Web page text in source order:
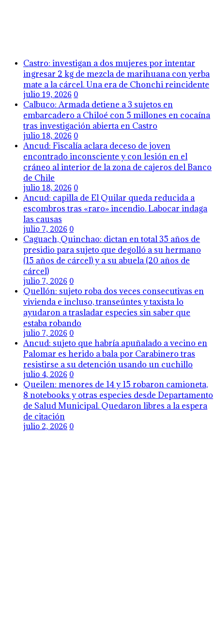
Castro: investigan a dos mujeres por intentar
ingresar 2 kg de mezcla de marihuana con yerba
mate a la cárcel. Una era de Chonchi reincidente
julio 19, 2026 0
Calbuco: Armada detiene a 3 sujetos en
embarcadero a Chiloé con 5 millones en cocaína
tras investigación abierta en Castro
julio 18, 2026 0
Ancud: Fiscalía aclara deceso de joven
encontrado inconsciente y con lesión en el
cráneo al interior de la zona de cajeros del Banco
de Chile
julio 18, 2026 0
Ancud: capilla de El Quilar queda reducida a
escombros tras «raro» incendio. Labocar indaga
las causas
julio 7, 2026 0
Caguach, Quinchao: dictan en total 35 años de
presidio para sujeto que degolló a su hermano
(15 años de cárcel) y a su abuela (20 años de
cárcel)
julio 7, 2026 0
Quellón: sujeto roba dos veces consecutivas en
vivienda e incluso, transeúntes y taxista lo
ayudaron a trasladar especies sin saber que
estaba robando
julio 7, 2026 0
Ancud: sujeto que habría apuñalado a vecino en
Palomar es herido a bala por Carabinero tras
resistirse a su detención usando un cuchillo
julio 4, 2026 0
Queilen: menores de 14 y 15 robaron camioneta,
8 notebooks y otras especies desde Departamento
de Salud Municipal. Quedaron libres a la espera
de citación
julio 2, 2026 0